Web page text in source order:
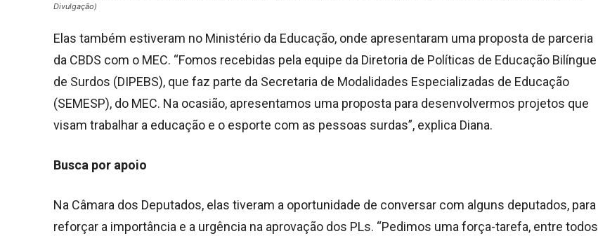
Divulgação)
Elas também estiveram no Ministério da Educação, onde apresentaram uma proposta de parceria
da CBDS com o MEC. “Fomos recebidas pela equipe da Diretoria de Políticas de Educação Bilíngue
de Surdos (DIPEBS), que faz parte da Secretaria de Modalidades Especializadas de Educação
(SEMESP), do MEC. Na ocasião, apresentamos uma proposta para desenvolvermos projetos que
visam trabalhar a educação e o esporte com as pessoas surdas”, explica Diana.
Busca por apoio
Na Câmara dos Deputados, elas tiveram a oportunidade de conversar com alguns deputados, para
reforçar a importância e a urgência na aprovação dos PLs. “Pedimos uma força-tarefa, entre todos